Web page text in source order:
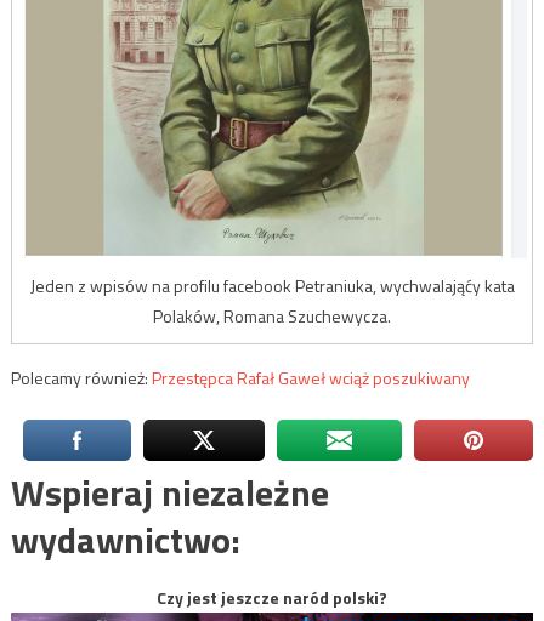
Jeden z wpisów na profilu facebook Petraniuka, wychwalająćy kata
Polaków, Romana Szuchewycza.
Polecamy również:Przestępca Rafał Gaweł wciąż poszukiwany
Wspieraj niezależne
wydawnictwo:
Czy jest jeszcze naród polski?